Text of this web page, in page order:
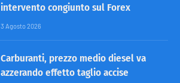
intervento congiunto sul Forex
3 Agosto 2026
Carburanti, prezzo medio diesel va
azzerando effetto taglio accise